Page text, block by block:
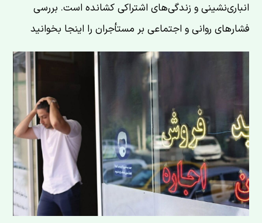
انباری‌نشینی و زندگی‌های اشتراکی کشانده است. بررسی
فشارهای روانی و اجتماعی بر مستأجران را اینجا بخوانید